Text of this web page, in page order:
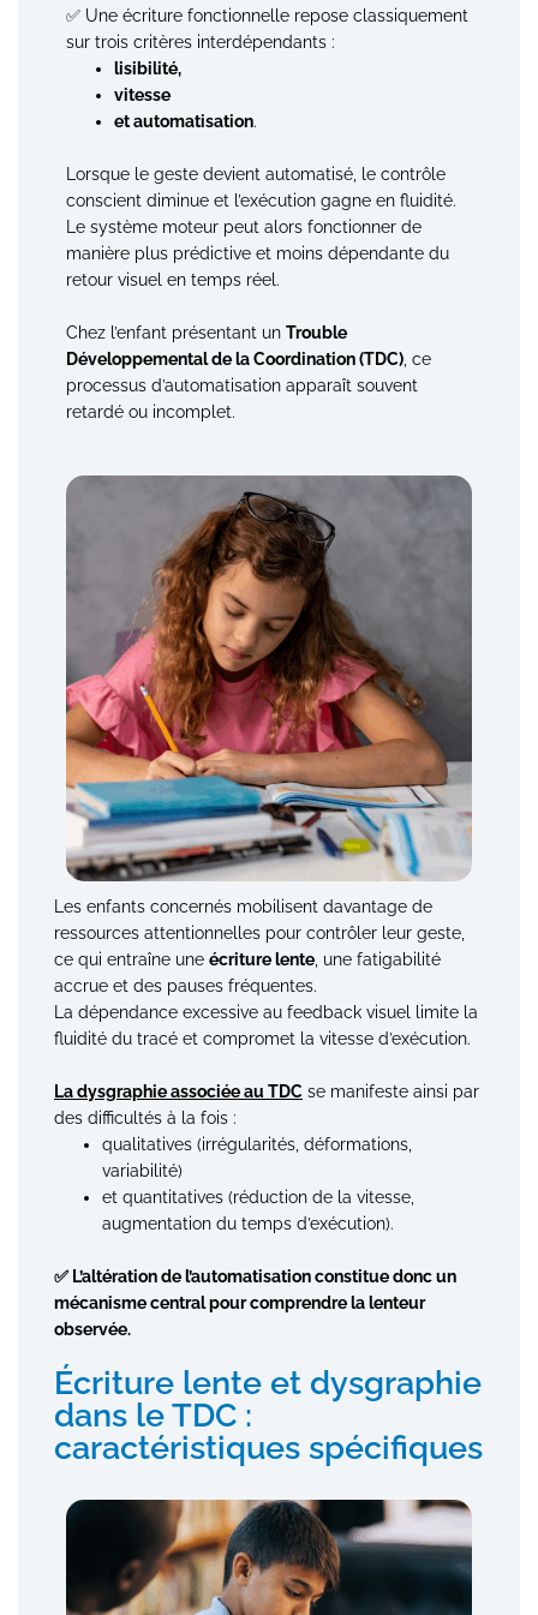
✅ Une écriture fonctionnelle repose classiquement
sur trois critères interdépendants :
lisibilité,
vitesse
et automatisation.
Lorsque le geste devient automatisé, le contrôle
conscient diminue et l’exécution gagne en fluidité.
Le système moteur peut alors fonctionner de
manière plus prédictive et moins dépendante du
retour visuel en temps réel.
Chez l’enfant présentant un Trouble
Développemental de la Coordination (TDC) , ce
processus d’automatisation apparaît souvent
retardé ou incomplet.
Les enfants concernés mobilisent davantage de
ressources attentionnelles pour contrôler leur geste,
ce qui entraîne une écriture lente , une fatigabilité
accrue et des pauses fréquentes.
La dépendance excessive au feedback visuel limite la
fluidité du tracé et compromet la vitesse d’exécution.
La dysgraphie associée au TDC se manifeste ainsi par
des difficultés à la fois :
qualitatives (irrégularités, déformations,
variabilité)
et quantitatives (réduction de la vitesse,
augmentation du temps d’exécution).
✅ L’altération de l’automatisation constitue donc un
mécanisme central pour comprendre la lenteur
observée.
Écriture lente et dysgraphie
dans le TDC :
caractéristiques spécifiques